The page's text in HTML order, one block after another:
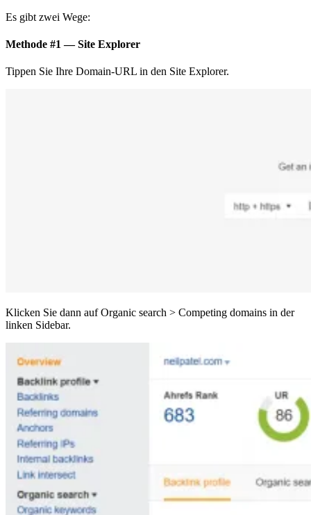
Es gibt zwei Wege:
Methode #1 — Site Explorer
Tippen Sie Ihre Domain-URL in den Site Explorer.
Klicken Sie dann auf Organic search > Competing domains in der
linken Sidebar.